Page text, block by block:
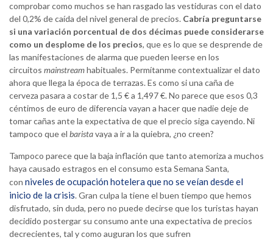
comprobar como muchos se han rasgado las vestiduras con el dato
del 0,2% de caída del nivel general de precios. Cabría preguntarse
si una variación porcentual de dos décimas puede considerarse
como un desplome de los precios, que es lo que se desprende de
las manifestaciones de alarma que pueden leerse en los
circuitos mainstreamhabituales. Permítanme contextualizar el dato
ahora que llega la época de terrazas. Es como si una caña de
cerveza pasara a costar de 1,5 € a 1,497 €. No parece que esos 0,3
céntimos de euro de diferencia vayan a hacer que nadie deje de
tomar cañas ante la expectativa de que el precio siga cayendo. Ni
tampoco que el baristavaya a ir a la quiebra, ¿no creen?
Tampoco parece que la baja inflación que tanto atemoriza a muchos
haya causado estragos en el consumo esta Semana Santa,
con niveles de ocupación hotelera que no se veían desde el
inicio de la crisis. Gran culpa la tiene el buen tiempo que hemos
disfrutado, sin duda, pero no puede decirse que los turistas hayan
decidido postergar su consumo ante una expectativa de precios
decrecientes, tal y como auguran los que sufren